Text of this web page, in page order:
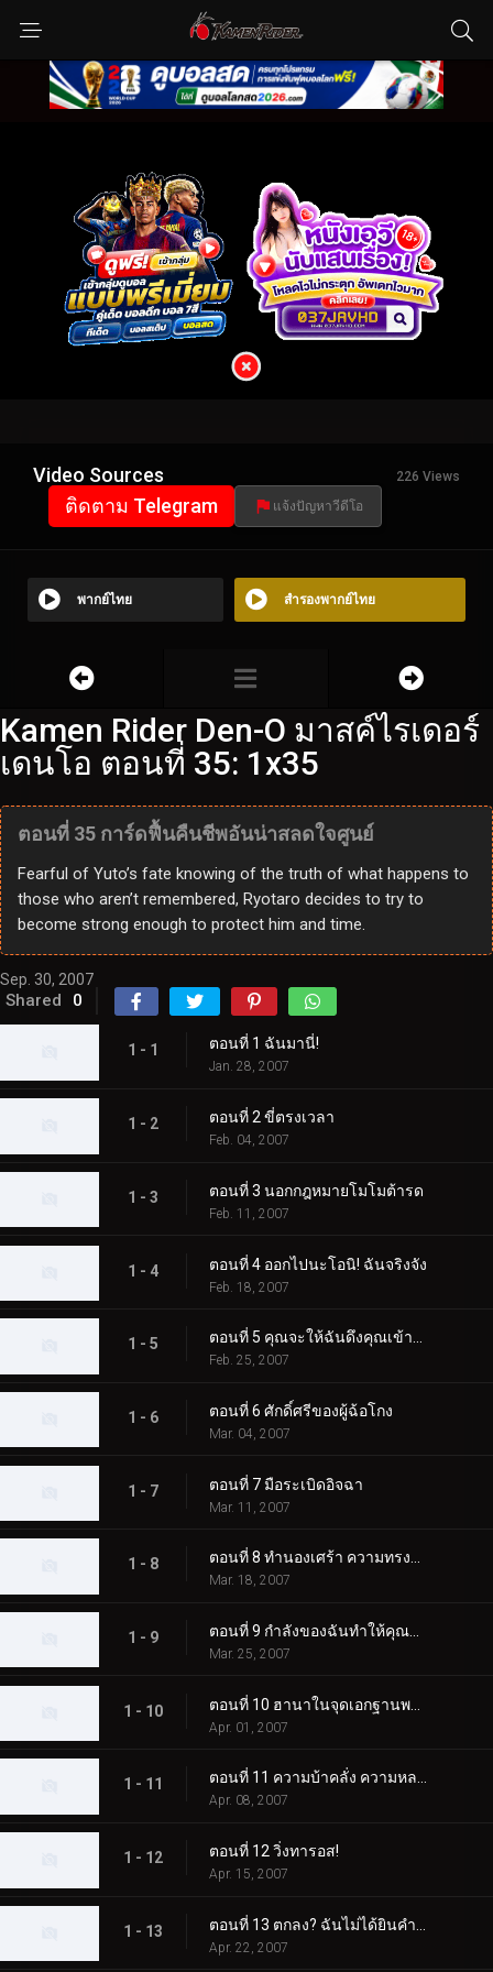
Video Sources 226 Views
ติดตาม Telegram แจ้งปัญหาวีดีโอ
พากย์ไทย สำรองพากย์ไทย
Kamen Rider Den-O มาสค์ไรเดอร์
เดนโอ ตอนที่ 35: 1x35
ตอนที่ 35 การ์ดฟื้นคืนชีพอันน่าสลดใจศูนย์
Fearful of Yuto’s fate knowing of the truth of what happens to
those who aren’t remembered, Ryotaro decides to try to
become strong enough to protect him and time.
Sep. 30, 2007
Shared 0
1 - 1 ตอนที่ 1 ฉันมานี่!
Jan. 28, 2007
1 - 2 ตอนที่ 2 ขี่ตรงเวลา
Feb. 04, 2007
1 - 3 ตอนที่ 3 นอกกฎหมายโมโมต้ารด
Feb. 11, 2007
1 - 4 ตอนที่ 4 ออกไปนะโอนิ! ฉันจริงจัง
Feb. 18, 2007
1 - 5 ตอนที่ 5 คุณจะให้ฉันดึงคุณเข้ามาไหม?
Feb. 25, 2007
1 - 6 ตอนที่ 6 ศักดิ์ศรีของผู้ฉ้อโกง
Mar. 04, 2007
1 - 7 ตอนที่ 7 มือระเบิดอิจฉา
Mar. 11, 2007
1 - 8 ตอนที่ 8 ทำนองเศร้า ความทรงจำแห่งความรัก
Mar. 18, 2007
1 - 9
Mar. 25, 2007
1 - 10
Apr. 01, 2007
1 - 11 ตอนที่ 11 ความบ้าคลั่ง ความหลงผิด และลมหายใจของทารก
Apr. 08, 2007
1 - 12 ตอนที่ 12 วิ่งทารอส!
Apr. 15, 2007
1 - 13
Apr. 22, 2007